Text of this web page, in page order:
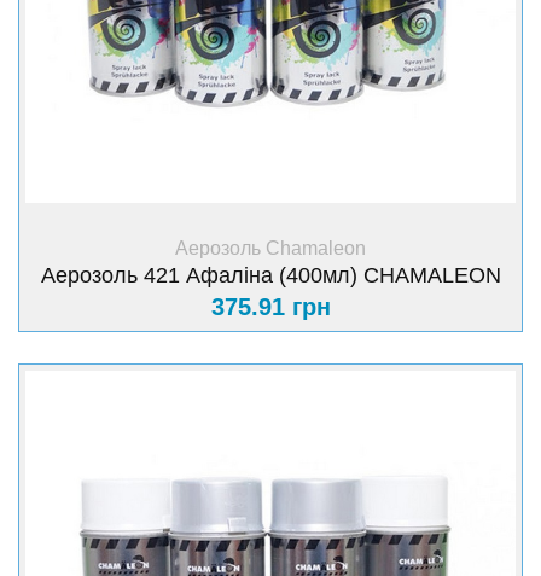
+ Купити
Аерозоль Chamaleon
Аерозоль 421 Афаліна (400мл) CHAMALEON
375.91 грн